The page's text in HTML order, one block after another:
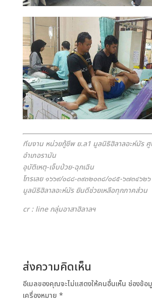
ทีมงาน หน่วยกู้ชีพ ย.ล1 มูลนิธิฮิลาลอะห์มัร
อำเภอรามัน
อุบัติเหตุ-เจ็บป่วย-ฉุกเฉิน
โทรเลย ๑๖๖๙/๐๘๘-๓๙๓๒๐๓๘/๐๘๕-๖๗๓๔๖๒๖
มูลนิธิฮิลาลอะห์มัร ยินดีช่วยเหลือทุกภาคส่วน
cr : line กลุ่มอาสาฮิลาลฯ
ส่งความคิดเห็น
อีเมลของคุณจะไม่แสดงให้คนอื่นเห็น ช่องข้อ
เครื่องหมาย *